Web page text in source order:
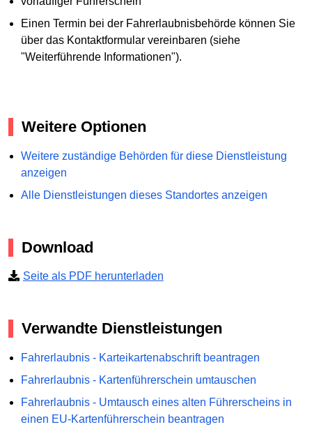
Einen Termin bei der Fahrerlaubnisbehörde können Sie
über das Kontaktformular vereinbaren (siehe
"Weiterführende Informationen").
Weitere Optionen
Weitere zuständige Behörden für diese Dienstleistung
anzeigen
Alle Dienstleistungen dieses Standortes anzeigen
Download
Seite als PDF herunterladen
Verwandte Dienstleistungen
Fahrerlaubnis - Karteikartenabschrift beantragen
Fahrerlaubnis - Kartenführerschein umtauschen
Fahrerlaubnis - Umtausch eines alten Führerscheins in
einen EU-Kartenführerschein beantragen